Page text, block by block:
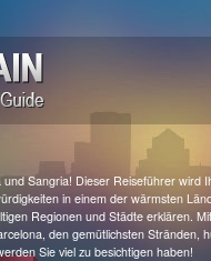
Sangria! Dieser Reiseführer wird
in einem der wärmsten
Regionen und Städte erklären.
den gemütlichsten Stränden,
Sie viel zu besichtigen haben!